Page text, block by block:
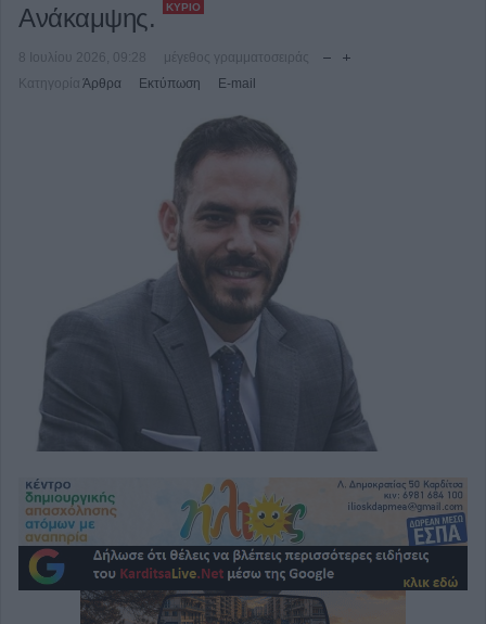
Ανάκαμψης.
ΚΎΡΙΟ
8 Ιουλίου 2026, 09:28
μέγεθος γραμματοσειράς
Κατηγορία Άρθρα Εκτύπωση E-mail